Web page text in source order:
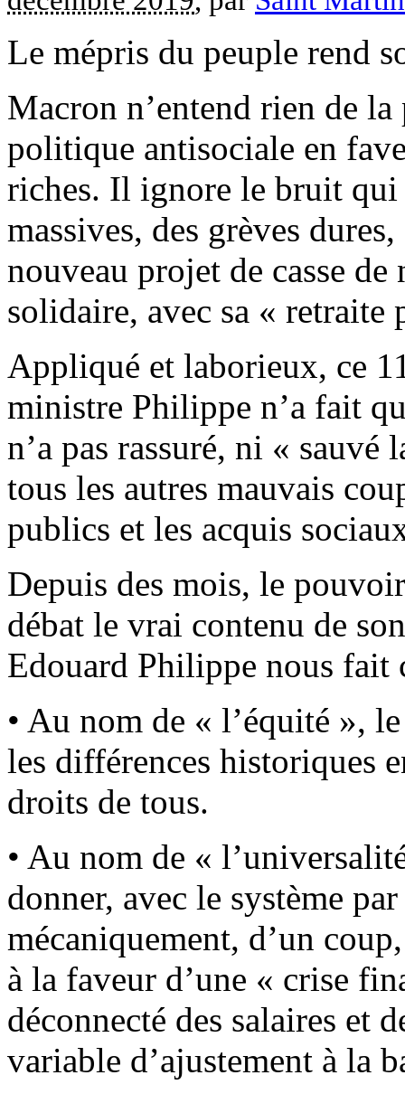
Le mépris du peuple rend
Macron n’entend rien de
politique antisociale en
riches. Il ignore le bruit qui
massives, des grèves
nouveau projet de casse
solidaire, avec sa « retraite
Appliqué et laborieux, ce
ministre Philippe n’a fait
n’a pas rassuré, ni « sauvé
tous les autres mauvais
publics et les acquis
Depuis des mois, le
débat le vrai contenu de
Edouard Philippe nous fait
• Au nom de « l’équité »,
les différences historiques
droits de tous.
• Au nom de «
donner, avec le système
mécaniquement, d’un
à la faveur d’une « crise
déconnecté des salaires et
variable d’ajustement à la